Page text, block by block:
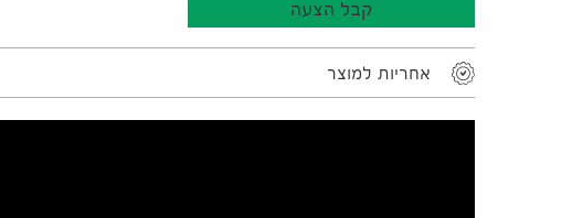
קבל הצעה
אחריות למוצר